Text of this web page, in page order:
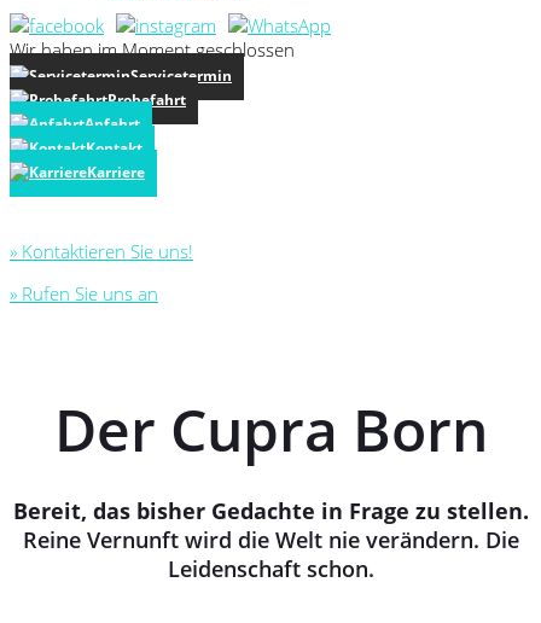
Wir haben im Moment geschlossen
Servicetermin
Probefahrt
Anfahrt
Kontakt
Karriere
» Kontaktieren Sie uns!
» Rufen Sie uns an
Der Cupra Born
Bereit, das bisher Gedachte in Frage zu stellen.
Reine Vernunft wird die Welt nie verändern. Die
Leidenschaft schon.